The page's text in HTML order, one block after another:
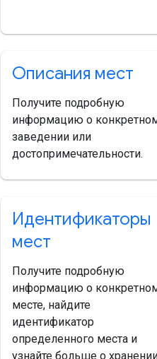
Описания мест
Получите подробную
информацию о
заведении или
достопримечательности.
Идентификаторы
мест
Получите подробную
информацию о
месте, найдите
идентификатор
определенного места и
узнайте больше о